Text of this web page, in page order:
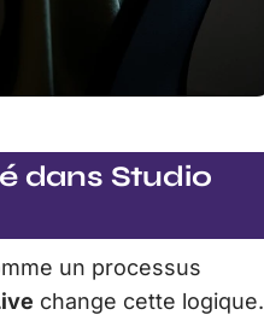
dans Studio
un processus
change cette logique.